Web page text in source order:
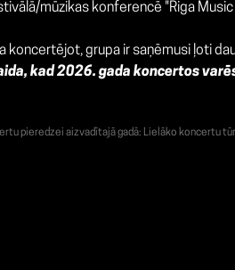
mūzikas konferencē "Riga
koncertējot, grupa ir saņēmusi ļoti
kad 2026. gada koncertos
pieredzei aizvadītajā gadā: Lielāko koncertu